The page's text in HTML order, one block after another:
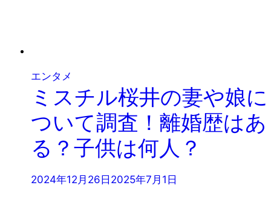
エンタメ
ミスチル桜井の妻や娘に
ついて調査！離婚歴はあ
る？子供は何人？
2024年12月26日 2025年7月1日